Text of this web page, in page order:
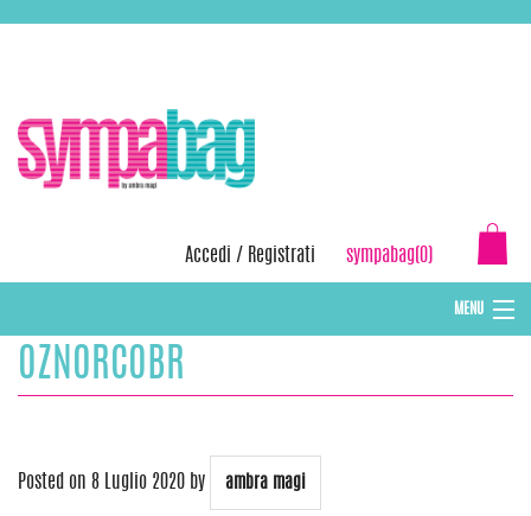
Accedi / Registrati sympabag(0)
MENU
CAPPELLI INVERNALI DONNA
OZNORCOBR
Posted on 8 Luglio 2020 by ambra magi